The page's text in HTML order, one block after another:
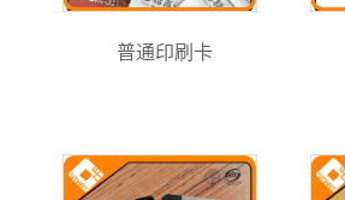
普通印刷卡